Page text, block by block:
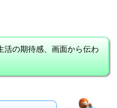
活の期待感、画面から伝わ